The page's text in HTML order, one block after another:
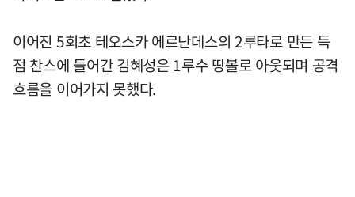
이어진 5회초 테오스카 에르난데스의 2루타로 만든 득
점 찬스에 들어간 김혜성은 1루수 땅볼로 아웃되며 공격
흐름을 이어가지 못했다.